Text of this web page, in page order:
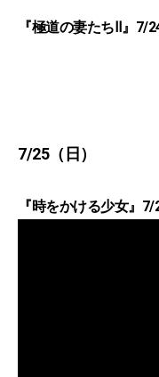
『極道の妻たちⅡ』7/
7/25（日）
『時をかける少女』